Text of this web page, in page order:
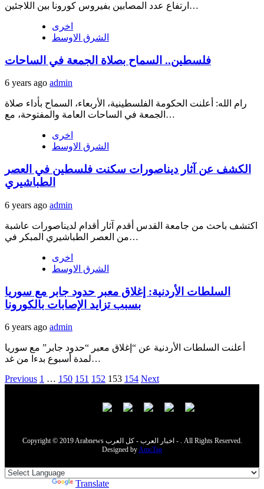
ارتفاع عدد المصابين بفيروس كورونا بين اللاجئين…
اخرى
الشرق الاوسط
فلسطين.. السماح بصلاة الجمعة في الساحات
6 years ago admin
رام الله: أعلنت الحكومة الفلسطينية، الأربعاء، السماح بأداء صلاة
الجمعة في الساحات العامة والمفتوحة، مع…
اخرى
الشرق الاوسط
الكشف عن آثار ديناصورات سكنت فلسطين في العصر
‎الطباشيري
6 years ago admin
اكتشف باحث من جامعة القدس أقدم آثار أقدام لديناصورات عاشبة
من العصر الطباشيري المبكر في…
اخرى
الشرق الاوسط
السلطات الأردنية: إغلاق معبر حدود جابر مع سوريا
بسبب تزايد الإصابات بالكورونا
6 years ago admin
أعلنت ​السلطات الأردنية​ عن “إغلاق معبر “حدود جابر” مع ​سوريا​
لمدة أسبوع بدءا من غد…
Posts
Previous 1 … 150 151 152 153 154 Next
Copyright © 2019 Arabnews اخبار العرب - كل العرب - . All Rights Reserved.
Designed byAmcTag
Translate